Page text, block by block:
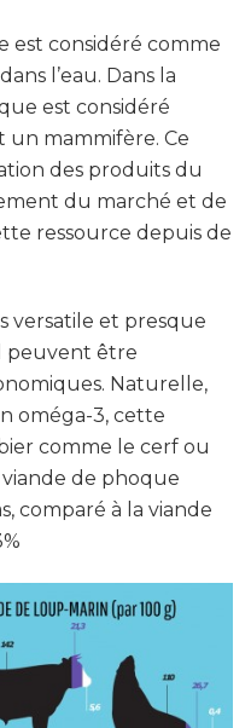
est considéré comme
l’eau. Dans la
est considéré
un mammifère. Ce
des produits du
du marché et de
ressource depuis de
versatile et presque
peuvent être
Naturelle,
oméga-3, cette
comme le cerf ou
viande de phoque
comparé à la viande